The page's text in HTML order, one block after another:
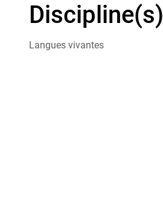
Discipline(s)
Langues vivantes